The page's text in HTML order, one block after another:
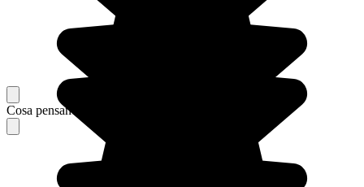
Cosa pensano i nostri viaggiatori del loro soggiorno